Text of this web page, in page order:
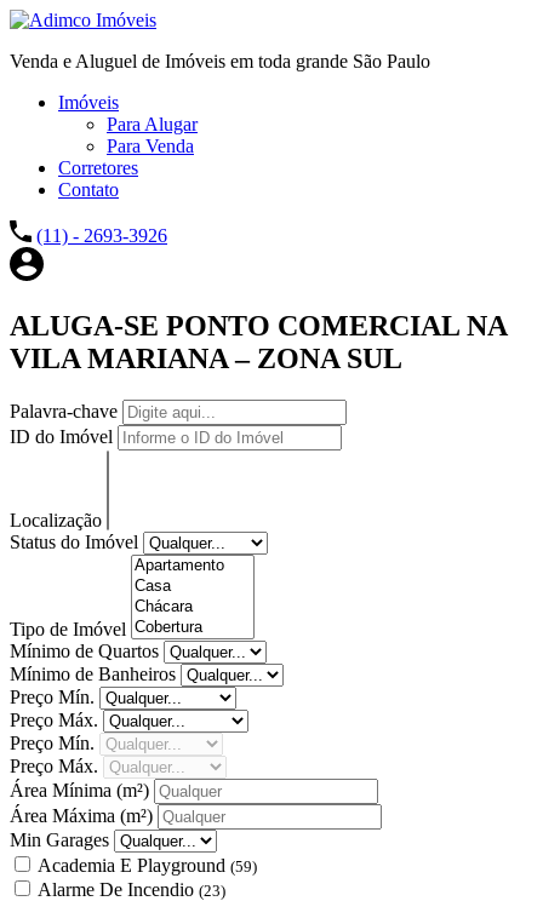
Venda e Aluguel de Imóveis em toda grande São Paulo
Imóveis
Para Alugar
Para Venda
Corretores
Contato
(11) - 2693-3926
ALUGA-SE PONTO COMERCIAL NA
VILA MARIANA – ZONA SUL
Palavra-chave
ID do Imóvel
Localização
Status do Imóvel
Tipo de Imóvel
Mínimo de Quartos
Mínimo de Banheiros
Preço Mín.
Preço Máx.
Preço Mín.
Preço Máx.
Área Mínima (m²)
Área Máxima (m²)
Min Garages
Academia E Playground (59)
Alarme De Incendio (23)